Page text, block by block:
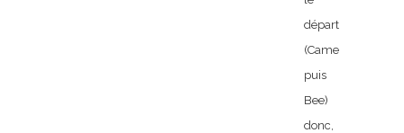
départ
(Cameleon
puis
Bee)
donc,